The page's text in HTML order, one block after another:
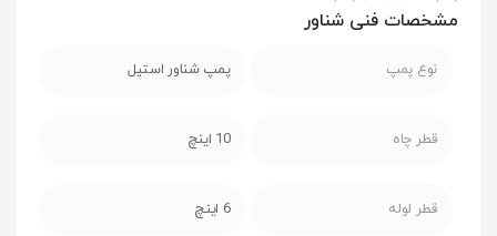
مشخصات فنی شناور
نوع پمپ پمپ شناور استیل
قطر چاه 10 اینچ
قطر لوله 6 اینچ